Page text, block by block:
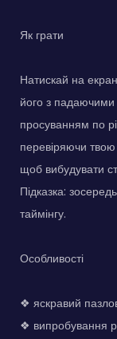
Як грати
Натискай на
його з падаючими
просуванням по
перевіряючи твою
щоб вибудувати
Підказка:
таймінгу.
Особливості
❖ яскравий
❖ випробування